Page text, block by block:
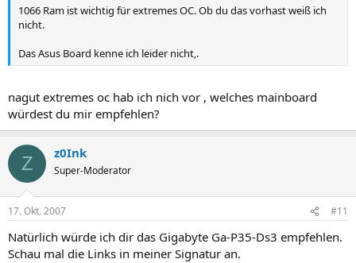
1066 Ram ist wichtig für extremes OC. Ob du das vorhast weiß ich
nicht.
Das Asus Board kenne ich leider nicht,.
nagut extremes oc hab ich nich vor , welches mainboard
würdest du mir empfehlen?
Z z0Ink
Super-Moderator
17. Okt. 2007 #11
Natürlich würde ich dir das Gigabyte Ga-P35-Ds3 empfehlen.
Schau mal die Links in meiner Signatur an.